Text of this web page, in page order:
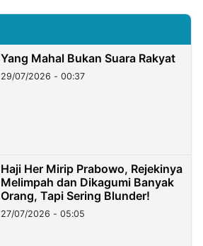
Yang Mahal Bukan Suara Rakyat
29/07/2026 - 00:37
Haji Her Mirip Prabowo, Rejekinya
Melimpah dan Dikagumi Banyak
Orang, Tapi Sering Blunder!
27/07/2026 - 05:05